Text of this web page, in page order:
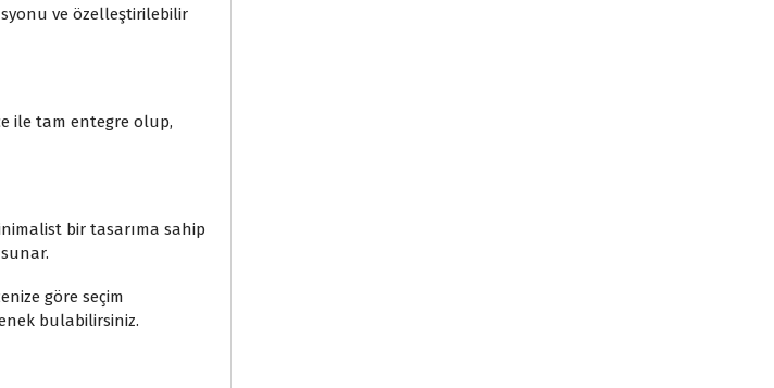
ve özelleştirilebilir
ile tam entegre olup,
bir tasarıma sahip
göre seçim
bulabilirsiniz.